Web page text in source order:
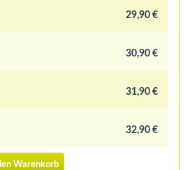
29,90 €
30,90 €
31,90 €
32,90 €
Warenkorb